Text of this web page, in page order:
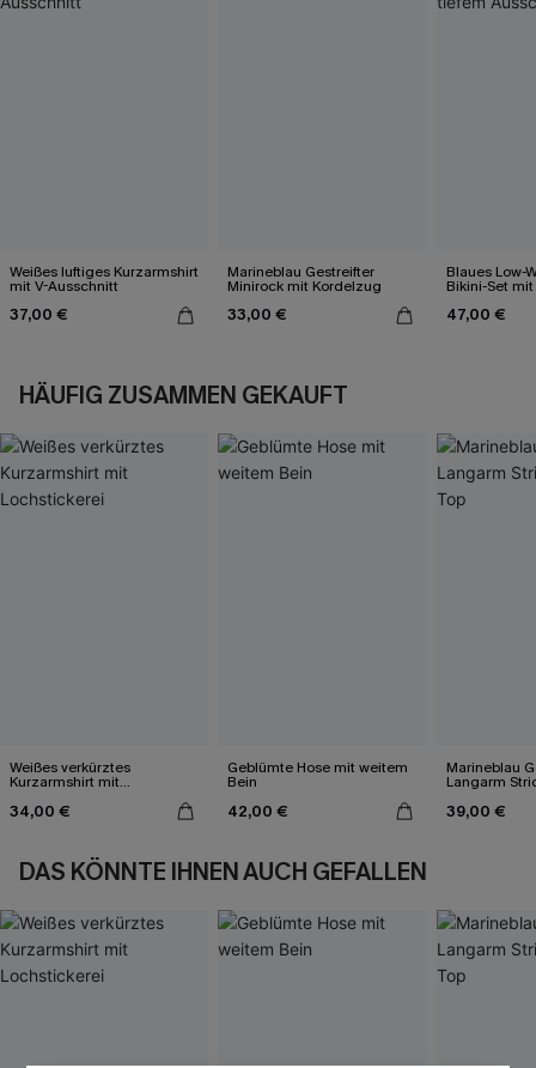
Weißes luftiges Kurzarmshirt
mit V-Ausschnitt
37,00 €
Marineblau Gestreifter
Minirock mit Kordelzug
33,00 €
Blaues Low-
Bikini-Set
47,00 €
HÄUFIG ZUSAMMEN GEKAUFT
Weißes verkürztes
Kurzarmshirt mit
34,00 €
Geblümte Hose mit weitem
Bein
42,00 €
Marineblau
Langarm
39,00 €
DAS KÖNNTE IHNEN AUCH GEFALLEN